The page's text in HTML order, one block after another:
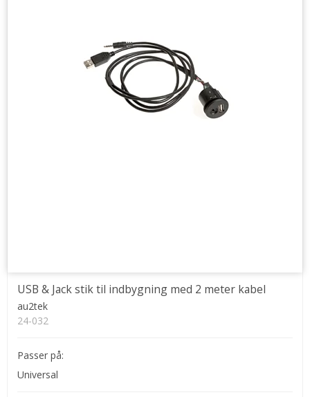
USB & Jack stik til indbygning med 2 meter kabel
au2tek
24-032
Passer på:
Universal